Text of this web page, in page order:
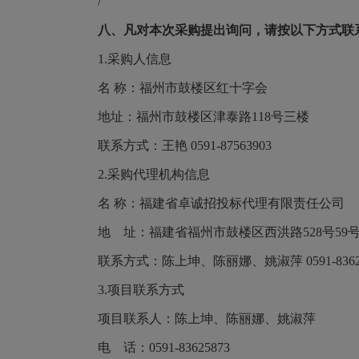
八、凡对本次采购提出询问，请按以下方式联
1.采购人信息
名 称：福州市鼓楼区红十字会
地址：福州市鼓楼区津泰路118号三楼
联系方式：王艳 0591-87563903
2.采购代理机构信息
名 称：福建省卓诚招投标代理有限责任公司
地 址：福建省福州市鼓楼区西洪路528号59
联系方式：陈上坤、陈丽娜、姚淑萍 0591-
3.项目联系方式
项目联系人：陈上坤、陈丽娜、姚淑萍
电 话： 0591-83625873